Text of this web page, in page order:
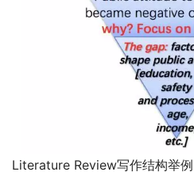
Literature Review写作结构举例